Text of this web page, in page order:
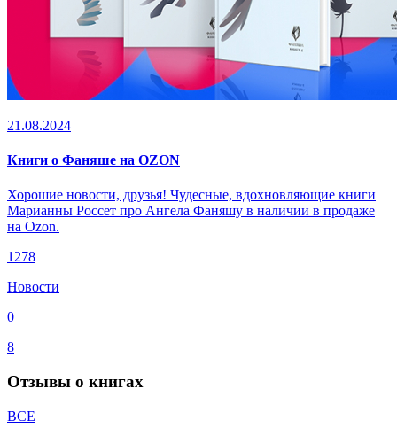
21.08.2024
Книги о Фаняше на OZON
Хорошие новости, друзья! Чудесные, вдохновляющие книги
Марианны Россет про Ангела Фаняшу в наличии в продаже
на Ozon.
1278
Новости
0
8
Отзывы о книгах
ВСЕ